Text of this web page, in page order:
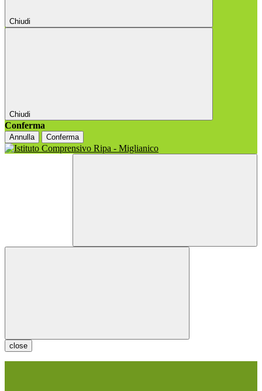
Chiudi
Chiudi
Conferma
Annulla Conferma
close